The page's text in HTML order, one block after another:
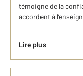
témoigne de la
accordent à
Lire plus